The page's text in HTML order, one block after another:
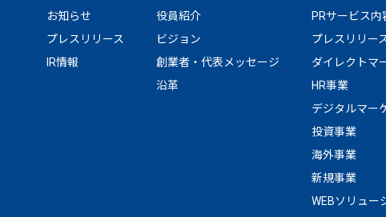
お知らせ
プレスリリース
IR情報
役員紹介
ビジョン
創業者・代表メッセージ
沿革
PRサービス内
プレスリリー
ダイレクトマ
HR事業
デジタルマー
投資事業
海外事業
新規事業
WEBソリュー